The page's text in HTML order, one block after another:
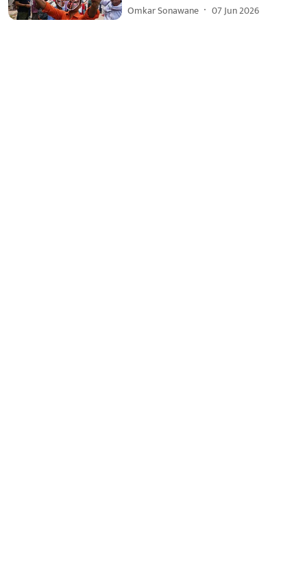
Omkar Sonawane 07 Jun 2026